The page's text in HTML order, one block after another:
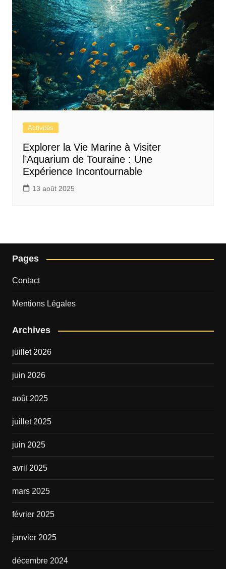
Activités
Explorer la Vie Marine à Visiter
l’Aquarium de Touraine : Une
Expérience Incontournable
13 août 2025
Pages
Contact
Mentions Légales
Archives
juillet 2026
juin 2026
août 2025
juillet 2025
juin 2025
avril 2025
mars 2025
février 2025
janvier 2025
décembre 2024